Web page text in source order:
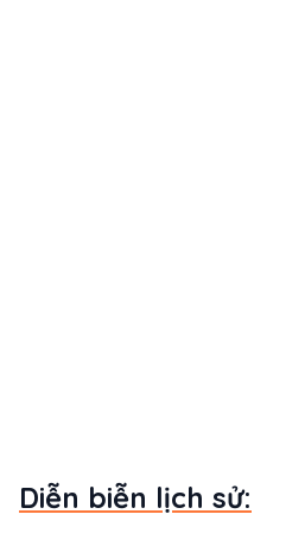
Diễn biễn lịch sử: